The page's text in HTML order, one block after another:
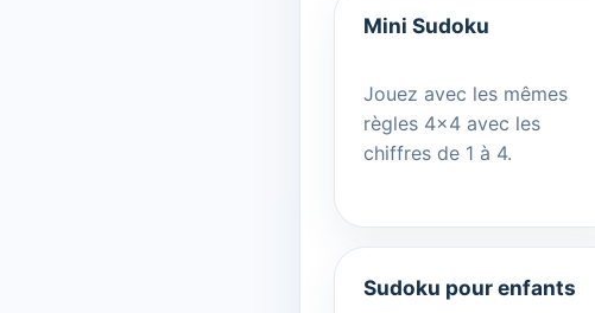
Mini Sudoku
Jouez avec les mêmes
règles 4x4 avec les
chiffres de 1 à 4.
Sudoku pour enfants